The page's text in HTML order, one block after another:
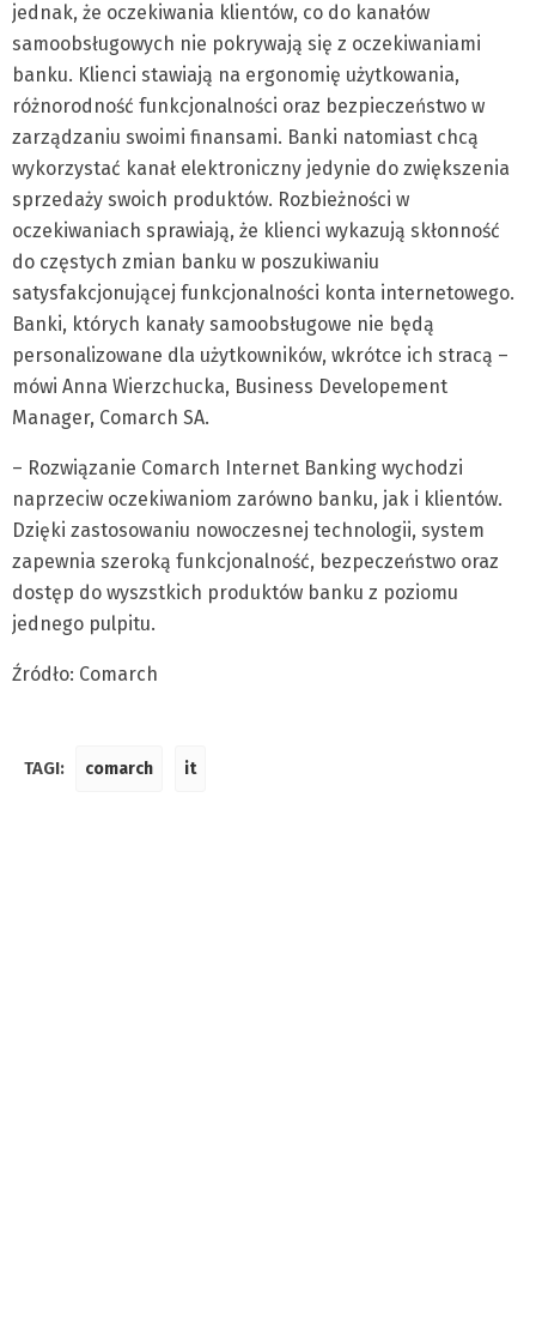
jednak, że oczekiwania klientów, co do kanałów
samoobsługowych nie pokrywają się z oczekiwaniami
banku. Klienci stawiają na ergonomię użytkowania,
różnorodność funkcjonalności oraz bezpieczeństwo w
zarządzaniu swoimi finansami. Banki natomiast chcą
wykorzystać kanał elektroniczny jedynie do zwiększenia
sprzedaży swoich produktów. Rozbieżności w
oczekiwaniach sprawiają, że klienci wykazują skłonność
do częstych zmian banku w poszukiwaniu
satysfakcjonującej funkcjonalności konta internetowego.
Banki, których kanały samoobsługowe nie będą
personalizowane dla użytkowników, wkrótce ich stracą –
mówi Anna Wierzchucka, Business Developement
Manager, Comarch SA.
– Rozwiązanie Comarch Internet Banking wychodzi
naprzeciw oczekiwaniom zarówno banku, jak i klientów.
Dzięki zastosowaniu nowoczesnej technologii, system
zapewnia szeroką funkcjonalność, bezpeczeństwo oraz
dostęp do wyszstkich produktów banku z poziomu
jednego pulpitu.
Źródło: Comarch
TAGI: comarch it